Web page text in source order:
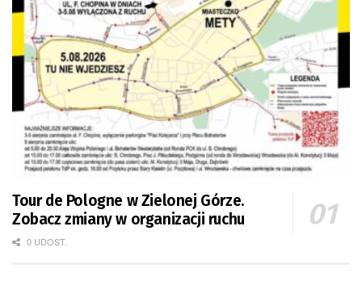
Tour de Pologne w Zielonej Górze.
Zobacz zmiany w organizacji ruchu
0 UDOST.